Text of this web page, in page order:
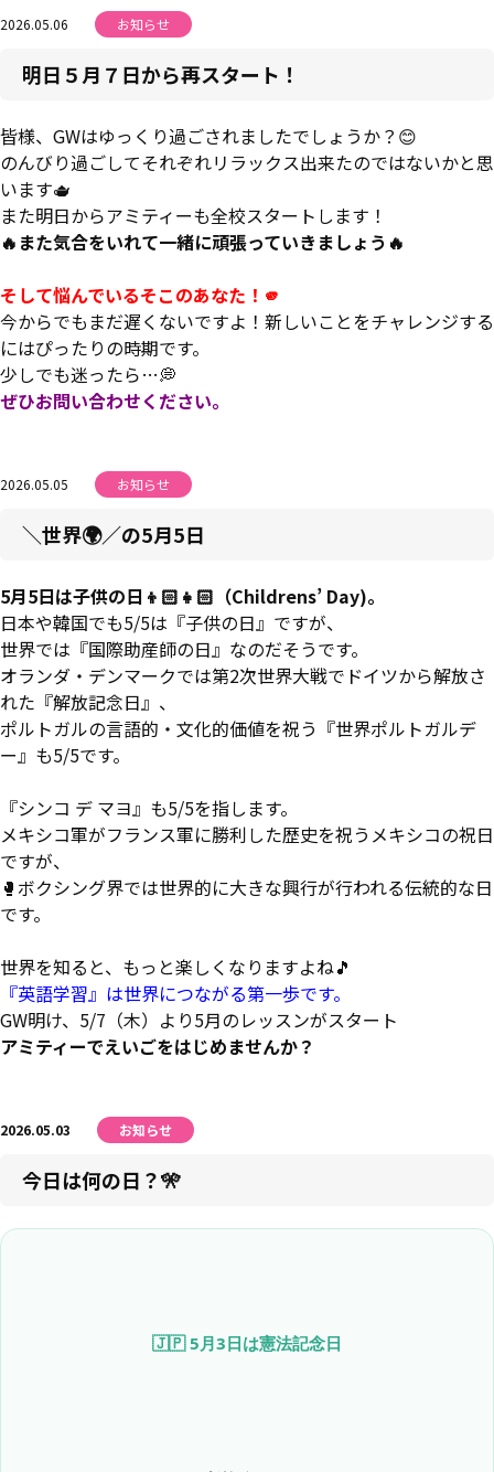
2026.05.06 お知らせ
明日５月７日から再スタート！
皆様、GWはゆっくり過ごされましたでしょうか？😊
のんびり過ごしてそれぞれリラックス出来たのではないかと思
います🫖
また明日からアミティーも全校スタートします！
🔥また気合をいれて一緒に頑張っていきましょう🔥
そして悩んでいるそこのあなた！🫵
今からでもまだ遅くないですよ！新しいことをチャレンジする
にはぴったりの時期です。
少しでも迷ったら…💭
ぜひお問い合わせください。
2026.05.05 お知らせ
＼世界🌍／の5月5日
5月5日は子供の日👦🏻👧🏻（Childrens’ Day)。
日本や韓国でも5/5は『子供の日』ですが、
世界では『国際助産師の日』なのだそうです。
オランダ・デンマークでは第2次世界大戦でドイツから解放さ
れた『解放記念日』、
ポルトガルの言語的・文化的価値を祝う『世界ポルトガルデ
ー』も5/5です。
『シンコ デ マヨ』も5/5を指します。
メキシコ軍がフランス軍に勝利した歴史を祝うメキシコの祝日
ですが、
🥊ボクシング界では世界的に大きな興行が行われる伝統的な日
です。
世界を知ると、もっと楽しくなりますよね🎵
『英語学習』は世界につながる第一歩です。
GW明け、5/7（木）より5月のレッスンがスタート
アミティーでえいごをはじめませんか？
2026.05.03 お知らせ
今日は何の日？🎌
🇯🇵 5月3日は憲法記念日